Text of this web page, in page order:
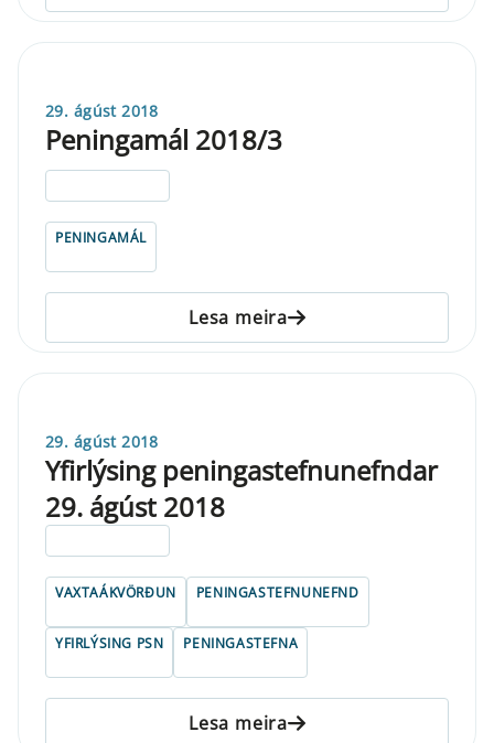
29. ágúst 2018
Peningamál 2018/3
PENINGAMÁL
Lesa meira
29. ágúst 2018
Yfirlýsing peningastefnunefndar
29. ágúst 2018
VAXTAÁKVÖRÐUN PENINGASTEFNUNEFND
YFIRLÝSING PSN PENINGASTEFNA
Lesa meira